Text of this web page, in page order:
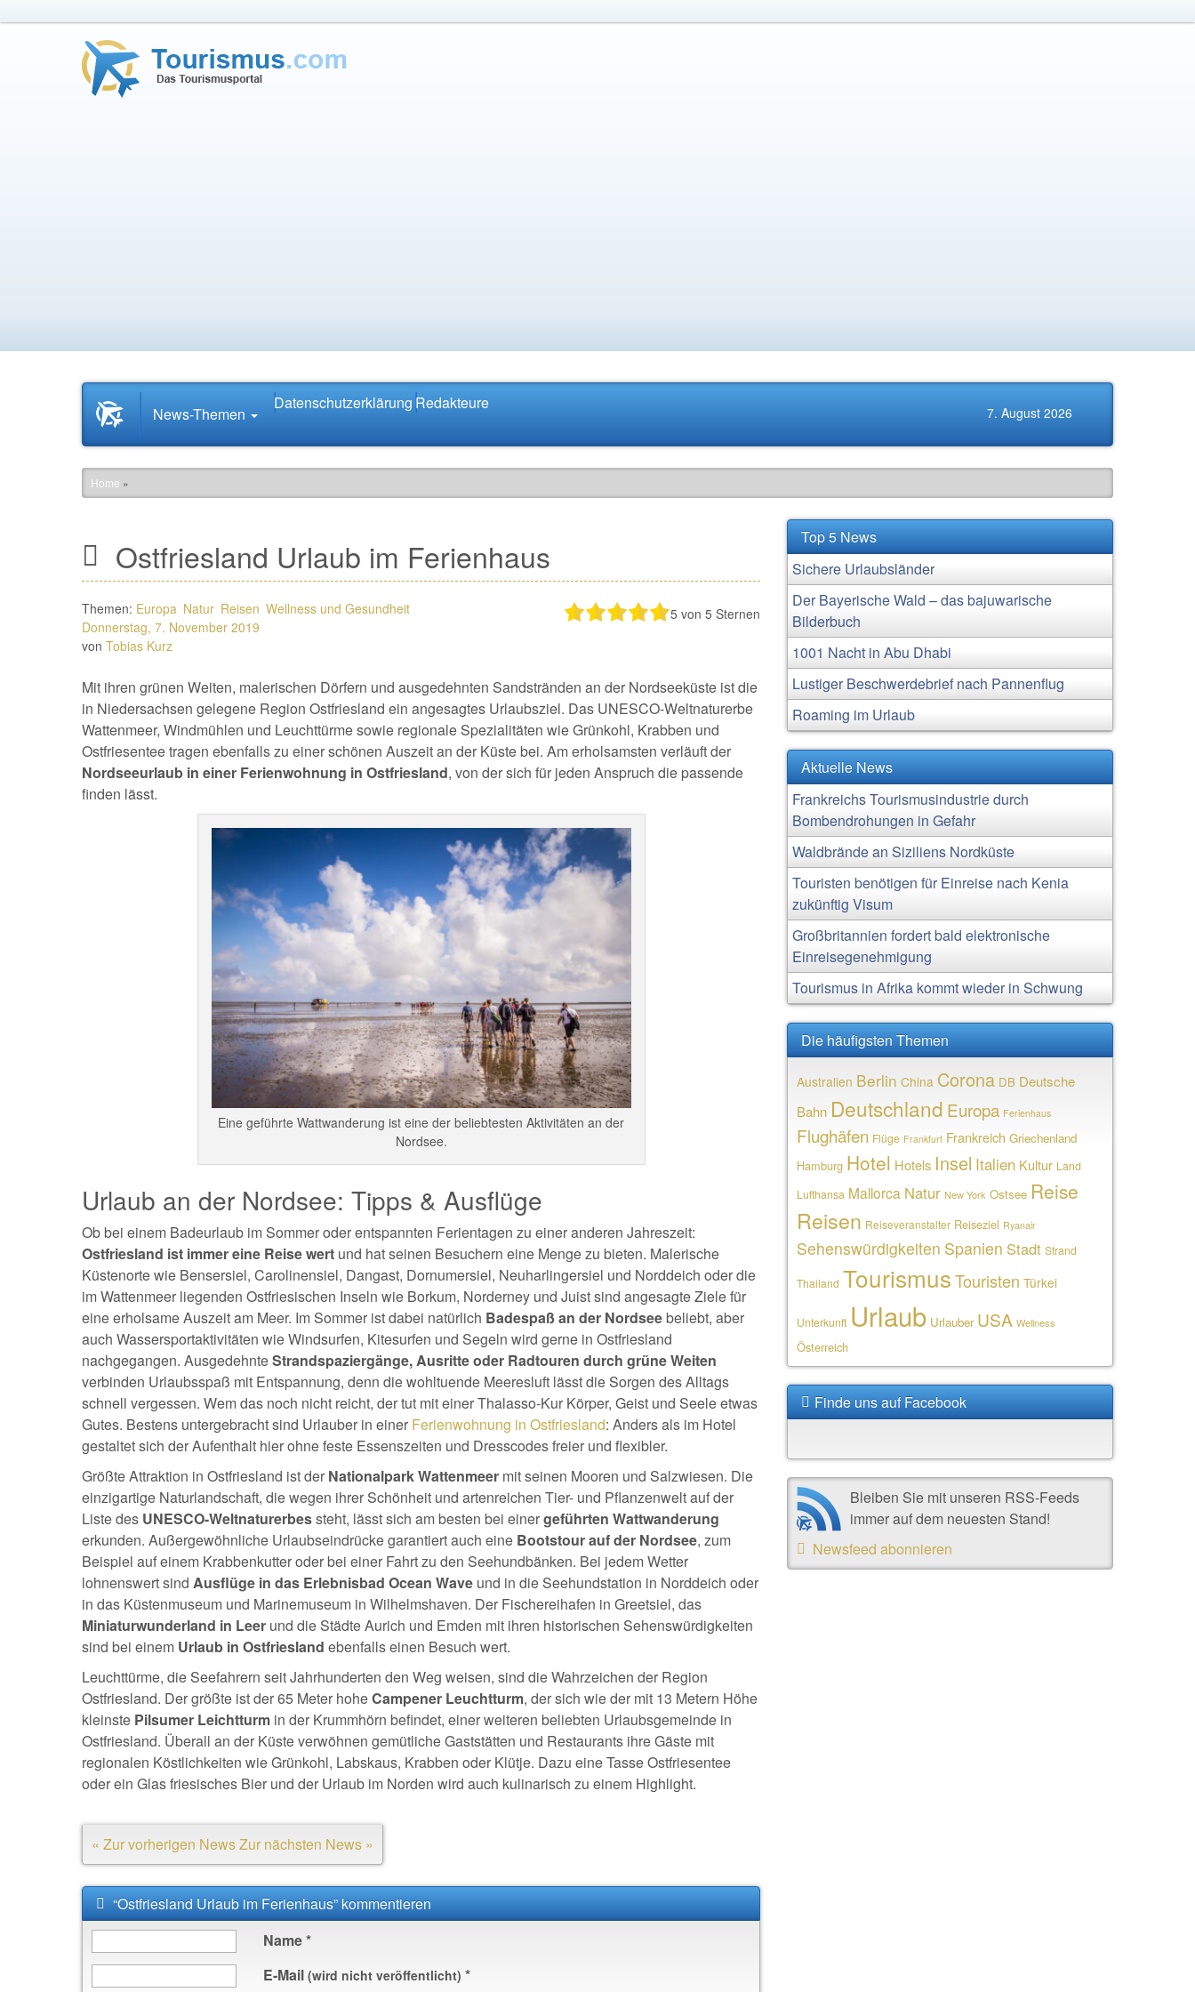
Startseite
News.Tourismus.com
News-Themen
Datenschutzerklärung Redakteure 7. August 2026
Home »
Ostfriesland Urlaub im Ferienhaus
Themen: Europa Natur Reisen Wellness und Gesundheit
Donnerstag, 7. November 2019
von Tobias Kurz
5 von 5 Sternen
Mit ihren grünen Weiten, malerischen Dörfern und ausgedehnten Sandstränden an der Nordseeküste ist die
in Niedersachsen gelegene Region Ostfriesland ein angesagtes Urlaubsziel. Das UNESCO-Weltnaturerbe
Wattenmeer, Windmühlen und Leuchttürme sowie regionale Spezialitäten wie Grünkohl, Krabben und
Ostfriesentee tragen ebenfalls zu einer schönen Auszeit an der Küste bei. Am erholsamsten verläuft der
Nordseeurlaub in einer Ferienwohnung in Ostfriesland, von der sich für jeden Anspruch die passende
finden lässt.
Eine geführte Wattwanderung ist eine der beliebtesten Aktivitäten an der
Nordsee.
Urlaub an der Nordsee: Tipps & Ausflüge
Ob bei einem Badeurlaub im Sommer oder entspannten Ferientagen zu einer anderen Jahreszeit:
Ostfriesland ist immer eine Reise wert und hat seinen Besuchern eine Menge zu bieten. Malerische
Küstenorte wie Bensersiel, Carolinensiel, Dangast, Dornumersiel, Neuharlingersiel und Norddeich oder die
im Wattenmeer liegenden Ostfriesischen Inseln wie Borkum, Norderney und Juist sind angesagte Ziele für
eine erholsame Auszeit am Meer. Im Sommer ist dabei natürlich Badespaß an der Nordseebeliebt, aber
auch Wassersportaktivitäten wie Windsurfen, Kitesurfen und Segeln wird gerne in Ostfriesland
nachgegangen. AusgedehnteStrandspaziergänge, Ausritte oder Radtouren durch grüne Weiten
verbinden Urlaubsspaß mit Entspannung, denn die wohltuende Meeresluft lässt die Sorgen des Alltags
schnell vergessen. Wem das noch nicht reicht, der tut mit einer Thalasso-Kur Körper, Geist und Seele etwas
Gutes. Bestens untergebracht sind Urlauber in einer Ferienwohnung in Ostfriesland: Anders als im Hotel
gestaltet sich der Aufenthalt hier ohne feste Essenszeiten und Dresscodes freier und flexibler.
Größte Attraktion in Ostfriesland ist der Nationalpark Wattenmeer mit seinen Mooren und Salzwiesen. Die
einzigartige Naturlandschaft, die wegen ihrer Schönheit und artenreichen Tier- und Pflanzenwelt auf der
Liste des UNESCO-Weltnaturerbessteht, lässt sich am besten bei einergeführten Wattwanderung
erkunden. Außergewöhnliche Urlaubseindrücke garantiert auch eine Bootstour auf der Nordsee, zum
Beispiel auf einem Krabbenkutter oder bei einer Fahrt zu den Seehundbänken. Bei jedem Wetter
lohnenswert sind Ausflüge in das Erlebnisbad Ocean Wave und in die Seehundstation in Norddeich oder
in das Küstenmuseum und Marinemuseum in Wilhelmshaven. Der Fischereihafen in Greetsiel, das
Miniaturwunderland in Leer und die Städte Aurich und Emden mit ihren historischen Sehenswürdigkeiten
sind bei einem Urlaub in Ostfriesland ebenfalls einen Besuch wert.
Leuchttürme, die Seefahrern seit Jahrhunderten den Weg weisen, sind die Wahrzeichen der Region
Ostfriesland. Der größte ist der 65 Meter hoheCampener Leuchtturm, der sich wie der mit 13 Metern Höhe
kleinste Pilsumer Leichtturm in der Krummhörn befindet, einer weiteren beliebten Urlaubsgemeinde in
Ostfriesland. Überall an der Küste verwöhnen gemütliche Gaststätten und Restaurants ihre Gäste mit
regionalen Köstlichkeiten wie Grünkohl, Labskaus, Krabben oder Klütje. Dazu eine Tasse Ostfriesentee
oder ein Glas friesisches Bier und der Urlaub im Norden wird auch kulinarisch zu einem Highlight.
« Zur vorherigen NewsZur nächsten News »
“Ostfriesland Urlaub im Ferienhaus” kommentieren
Name*
E-Mail (wird nicht veröffentlicht) *
Top 5 News
Sichere Urlaubsländer
Der Bayerische Wald – das bajuwarische
Bilderbuch
1001 Nacht in Abu Dhabi
Lustiger Beschwerdebrief nach Pannenflug
Roaming im Urlaub
Aktuelle News
Frankreichs Tourismusindustrie durch
Bombendrohungen in Gefahr
Waldbrände an Siziliens Nordküste
Touristen benötigen für Einreise nach Kenia
zukünftig Visum
Großbritannien fordert bald elektronische
Einreisegenehmigung
Tourismus in Afrika kommt wieder in Schwung
Die häufigsten Themen
Australien Berlin China Corona DB Deutsche
Bahn Deutschland Europa Ferienhaus
Flughäfen Flüge Frankfurt Frankreich Griechenland
Hamburg Hotel Hotels Insel Italien Kultur Land
Lufthansa Mallorca Natur New York Ostsee Reise
Reisen Reiseveranstalter Reiseziel Ryanair
Sehenswürdigkeiten Spanien Stadt Strand
Thailand Tourismus Touristen Türkei
Unterkunft Urlaub Urlauber USA Wellness
Österreich
Finde uns auf Facebook
Bleiben Sie mit unseren RSS-Feeds
immer auf dem neuesten Stand!
Newsfeed abonnieren